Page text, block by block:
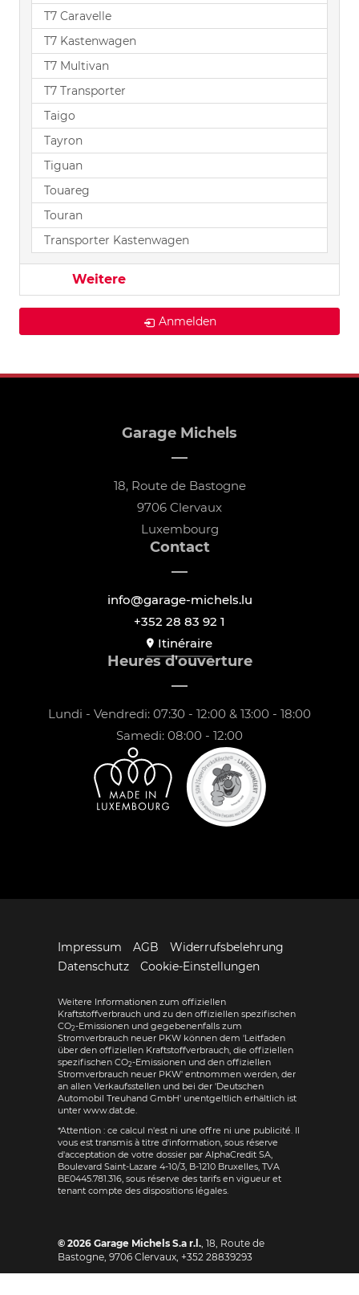
T7 Caravelle
T7 Kastenwagen
T7 Multivan
T7 Transporter
Taigo
Tayron
Tiguan
Touareg
Touran
Transporter Kastenwagen
Weitere
Anmelden
Garage Michels
18, Route de Bastogne
9706 Clervaux
Luxembourg
Contact
info@garage-michels.lu
+352 28 83 92 1
Itinéraire
Heures d'ouverture
Lundi - Vendredi: 07:30 - 12:00 & 13:00 - 18:00
Samedi: 08:00 - 12:00
Impressum AGB
Widerrufsbelehrung
Datenschutz
Cookie-Einstellungen
Weitere Informationen zum offiziellen
Kraftstoffverbrauch und zu den offiziellen spezifischen
CO2-Emissionen und gegebenenfalls zum
Stromverbrauch neuer PKW können dem 'Leitfaden
über den offiziellen Kraftstoffverbrauch, die offiziellen
spezifischen CO2-Emissionen und den offiziellen
Stromverbrauch neuer PKW' entnommen werden, der
an allen Verkaufsstellen und bei der 'Deutschen
Automobil Treuhand GmbH' unentgeltlich erhältlich ist
unter www.dat.de.
*Attention : ce calcul n'est ni une offre ni une publicité. Il
vous est transmis à titre d'information, sous réserve
d'acceptation de votre dossier par AlphaCredit SA,
Boulevard Saint-Lazare 4-10/3, B-1210 Bruxelles, TVA
BE0445.781.316, sous réserve des tarifs en vigueur et
tenant compte des dispositions légales.
© 2026 Garage Michels S.a r.l. 18, Route de
Bastogne 9706 Clervaux, +352 28839293